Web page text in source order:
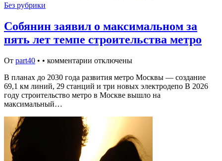
Без рубрики
Собянин заявил о максимальном за
пять лет темпе строительства метро
От part40 • • комментарии отключены
В планах до 2030 года развития метро Москвы — создание
69,1 км линий, 29 станций и три новых электродепо В 2026
году строительство метро в Москве вышло на
максимальный…